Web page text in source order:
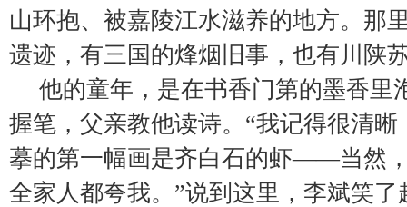
山环抱、被嘉陵江水滋养的地方。那
遗迹，有三国的烽烟旧事，也有川陕
他的童年，是在书香门第的墨香里
握笔，父亲教他读诗。“我记得很清
摹的第一幅画是齐白石的虾——当然
全家人都夸我。”说到这里，李斌笑